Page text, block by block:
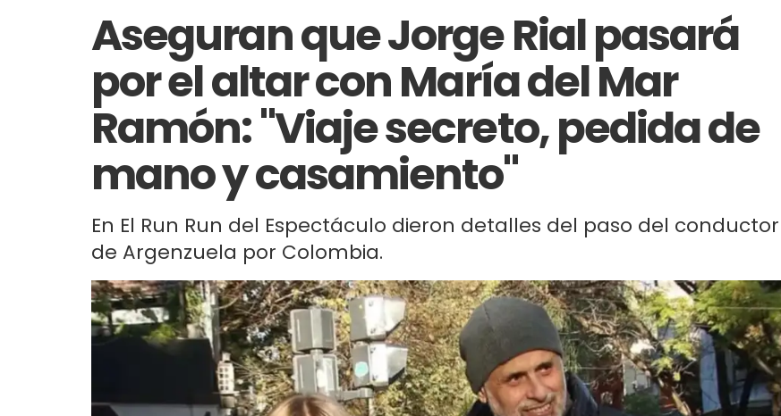
Aseguran que Jorge Rial pasará
por el altar con María del Mar
Ramón: "Viaje secreto, pedida de
mano y casamiento"
En El Run Run del Espectáculo dieron detalles del paso del conductor
de Argenzuela por Colombia.